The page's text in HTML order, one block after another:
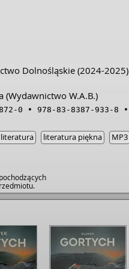
Dolnośląskie (2024-2025)
(Wydawnictwo W.A.B.)
0 978-83-8387-933-8
literatura literatura piękna MP3